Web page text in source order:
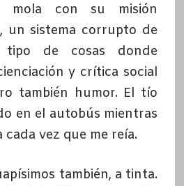
mola con su misión
un sistema corrupto de
tipo de cosas donde
y crítica social
también humor. El tío
en el autobús mientras
cada vez que me reía.
también, a tinta.